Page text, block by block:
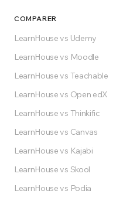
COMPARER
LearnHouse vs Udemy
LearnHouse vs Moodle
LearnHouse vs Teachable
LearnHouse vs Open edX
LearnHouse vs Thinkific
LearnHouse vs Canvas
LearnHouse vs Kajabi
LearnHouse vs Skool
LearnHouse vs Podia